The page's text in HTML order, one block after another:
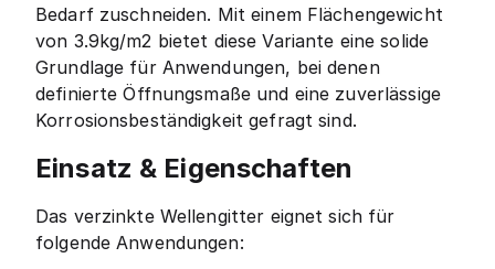
Bedarf zuschneiden. Mit einem Flächengewicht
von 3.9kg/m2 bietet diese Variante eine solide
Grundlage für Anwendungen, bei denen
definierte Öffnungsmaße und eine zuverlässige
Korrosionsbeständigkeit gefragt sind.
Einsatz & Eigenschaften
Das verzinkte Wellengitter eignet sich für
folgende Anwendungen: